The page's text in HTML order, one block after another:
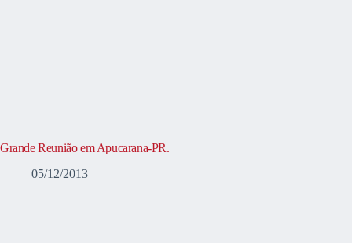
Grande Reunião em Apucarana-PR.
05/12/2013